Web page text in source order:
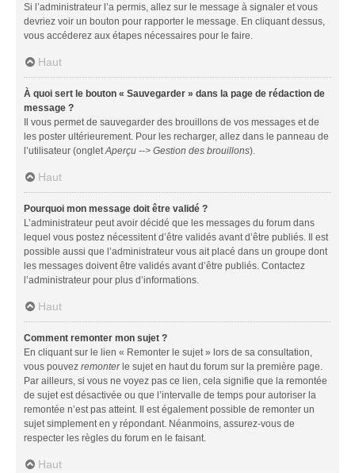
Si l’administrateur l’a permis, allez sur le message à signaler et vous
devriez voir un bouton pour rapporter le message. En cliquant dessus,
vous accéderez aux étapes nécessaires pour le faire.
Haut
À quoi sert le bouton « Sauvegarder » dans la page de rédaction de
message ?
Il vous permet de sauvegarder des brouillons de vos messages et de
les poster ultérieurement. Pour les recharger, allez dans le panneau de
l’utilisateur (ongletAperçu --> Gestion des brouillons).
Haut
Pourquoi mon message doit être validé ?
L’administrateur peut avoir décidé que les messages du forum dans
lequel vous postez nécessitent d’être validés avant d’être publiés. Il est
possible aussi que l’administrateur vous ait placé dans un groupe dont
les messages doivent être validés avant d’être publiés. Contactez
l’administrateur pour plus d’informations.
Haut
Comment remonter mon sujet ?
En cliquant sur le lien « Remonter le sujet » lors de sa consultation,
vous pouvez remonterle sujet en haut du forum sur la première page.
Par ailleurs, si vous ne voyez pas ce lien, cela signifie que la remontée
de sujet est désactivée ou que l’intervalle de temps pour autoriser la
remontée n’est pas atteint. Il est également possible de remonter un
sujet simplement en y répondant. Néanmoins, assurez-vous de
respecter les règles du forum en le faisant.
Haut